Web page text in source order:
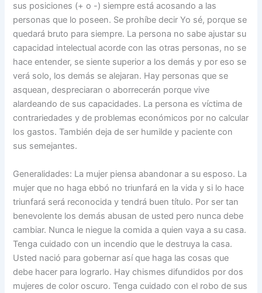
sus posiciones (+ o -) siempre está acosando a las
personas que lo poseen. Se prohíbe decir Yo sé, porque se
quedará bruto para siempre. La persona no sabe ajustar su
capacidad intelectual acorde con las otras personas, no se
hace entender, se siente superior a los demás y por eso se
verá solo, los demás se alejaran. Hay personas que se
asquean, despreciaran o aborrecerán porque vive
alardeando de sus capacidades. La persona es víctima de
contrariedades y de problemas económicos por no calcular
los gastos. También deja de ser humilde y paciente con
sus semejantes.
Generalidades: La mujer piensa abandonar a su esposo. La
mujer que no haga ebbó no triunfará en la vida y si lo hace
triunfará será reconocida y tendrá buen título. Por ser tan
benevolente los demás abusan de usted pero nunca debe
cambiar. Nunca le niegue la comida a quien vaya a su casa.
Tenga cuidado con un incendio que le destruya la casa.
Usted nació para gobernar así que haga las cosas que
debe hacer para lograrlo. Hay chismes difundidos por dos
mujeres de color oscuro. Tenga cuidado con el robo de sus